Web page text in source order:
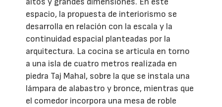
espacio, la propuesta de interiorismo se
desarrolla en relación con la escala y la
continuidad espacial planteadas por la
arquitectura. La cocina se articula en torno
a una isla de cuatro metros realizada en
piedra Taj Mahal, sobre la que se instala una
lámpara de alabastro y bronce, mientras que
el comedor incorpora una mesa de roble